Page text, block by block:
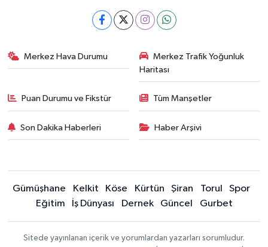
Merkez Hava Durumu
Merkez Trafik Yoğunluk
Haritası
Puan Durumu ve Fikstür Tüm Manşetler
Son Dakika Haberleri Haber Arşivi
Gümüşhane Kelkit Köse Kürtün Şiran Torul
Spor
Eğitim
İş Dünyası Dernek Güncel Gurbet
Sitede yayınlanan içerik ve yorumlardan yazarları sorumludur.